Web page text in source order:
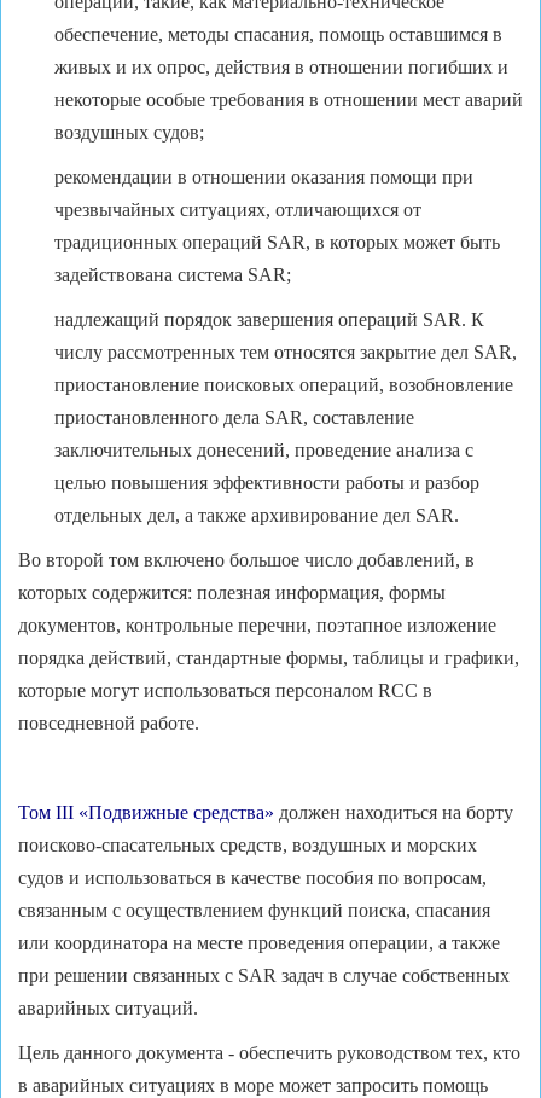
обеспечение, методы спасания, помощь оставшимся в
живых и их опрос, действия в отношении погибших и
некоторые особые требования в отношении мест аварий
воздушных судов;
рекомендации в отношении оказания помощи при
чрезвычайных ситуациях, отличающихся от
традиционных операций SAR, в которых может быть
задействована система SAR;
надлежащий порядок завершения операций SAR. К
числу рассмотренных тем относятся закрытие дел SAR,
приостановление поисковых операций, возобновление
приостановленного дела SAR, составление
заключительных донесений, проведение анализа с
целью повышения эффективности работы и разбор
отдельных дел, а также архивирование дел SAR.
Во второй том включено большое число добавлений, в
которых содержится: полезная информация, формы
документов, контрольные перечни, поэтапное изложение
порядка действий, стандартные формы, таблицы и графики,
которые могут использоваться персоналом RCC в
повседневной работе.
Том III «Подвижные средства» должен находиться на борту
поисково-спасательных средств, воздушных и морских
судов и использоваться в качестве пособия по вопросам,
связанным с осуществлением функций поиска, спасания
или координатора на месте проведения операции, а также
при решении связанных с SAR задач в случае собственных
аварийных ситуаций.
Цель данного документа - обеспечить руководством тех, кто
в аварийных ситуациях в море может запросить помощь